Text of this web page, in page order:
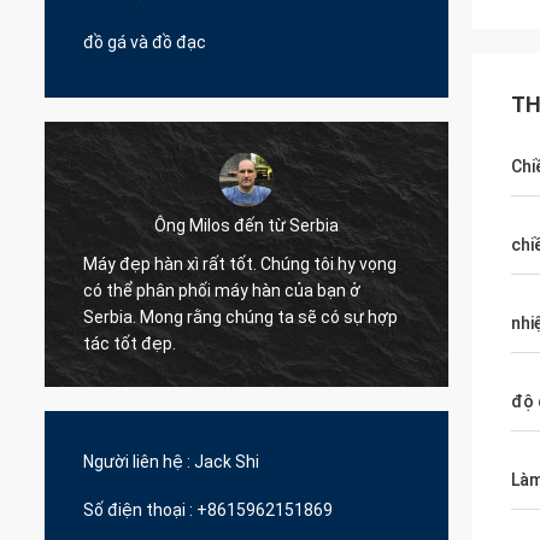
đồ gá và đồ đạc
Ông Milos đến từ Serbia
Máy đẹp hàn xì rất tốt. Chúng tôi hy vọng
có thể phân phối máy hàn của bạn ở
Serbia. Mong rằng chúng ta sẽ có sự hợp
tác tốt đẹp.
Xin
đã
Người liên hệ : Jack Shi
Số điện thoại : +8615962151869
độ